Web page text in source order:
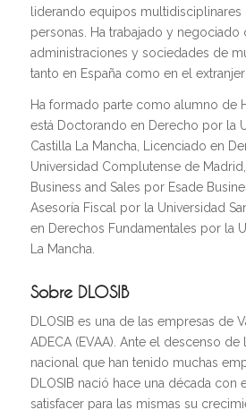
liderando equipos multidisciplinares
personas. Ha trabajado y negociado
administraciones y sociedades de
tanto en España como en el
Ha formado parte como alumno de
está Doctorando en Derecho por la
Castilla La Mancha, Licenciado en
Universidad Complutense de
Business and Sales por Esade
Asesoría Fiscal por la Universidad
en Derechos Fundamentales por la
La Mancha.
Sobre DLOSIB
DLOSIB es una de las empresas de
ADECA (EVAA). Ante el descenso
nacional que han tenido muchas
DLOSIB nació hace una década
satisfacer para las mismas su